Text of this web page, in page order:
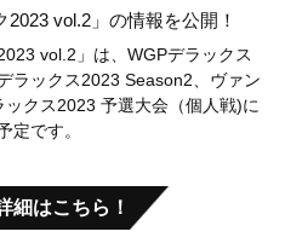
2023 vol.2」の情報を公開！
vol.2」は、WGPデラックス
ラックス2023 Season2、ヴァン
クス2023 予選大会（個人戦)に
定です。
細はこちら！